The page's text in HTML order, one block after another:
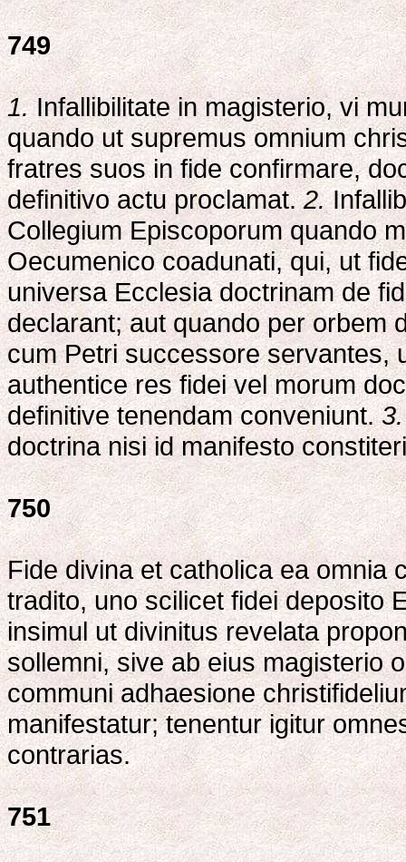
749
1.Infallibilitate in magisterio, vi
quando ut supremus omnium
fratres suos in fide confirmare,
definitivo actu proclamat.2.
Collegium Episcoporum quando
Oecumenico coadunati, qui, ut
universa Ecclesia doctrinam de
declarant; aut quando per orbem
cum Petri successore servantes,
authentice res fidei vel morum
definitive tenendam conveniunt.3.
doctrina nisi id manifesto
750
Fide divina et catholica ea omnia
tradito, uno scilicet fidei deposito
insimul ut divinitus revelata
sollemni, sive ab eius magisterio
communi adhaesione
manifestatur; tenentur igitur
contrarias.
751